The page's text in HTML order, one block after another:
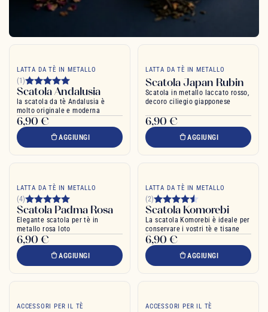
LATTA DA TÈ IN METALLO
(1)
Scatola Andalusia
la scatola da tè Andalusia è
molto originale e moderna
6,90 €
AGGIUNGI
LATTA DA TÈ IN METALLO
Scatola Japan Rubin
Scatola in metallo laccato rosso,
decoro ciliegio giapponese
6,90 €
AGGIUNGI
LATTA DA TÈ IN METALLO
(4)
Scatola Padma Rosa
Elegante scatola per tè in
metallo rosa loto
6,90 €
AGGIUNGI
LATTA DA TÈ IN METALLO
(2)
Scatola Komorebi
La scatola Komorebi è ideale per
conservare i vostri tè e tisane
6,90 €
AGGIUNGI
ACCESSORI PER IL TÈ ACCESSORI PER IL TÈ